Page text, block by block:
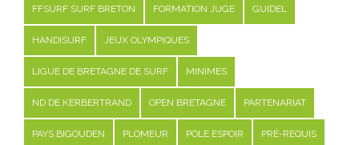
FFSURF SURF BRETON FORMATION JUGE GUIDEL
HANDISURF JEUX OLYMPIQUES
LIGUE DE BRETAGNE DE SURF MINIMES
ND DE KERBERTRAND OPEN BRETAGNE PARTENARIAT
PAYS BIGOUDEN PLOMEUR POLE ESPOIR PRÉ-REQUIS